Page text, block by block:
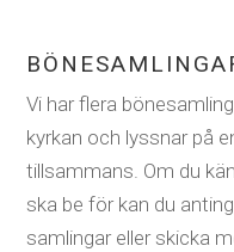
Vi har flera
kyrkan och lyssnar på
tillsammans. Om du
ska be för kan du
samlingar eller skicka